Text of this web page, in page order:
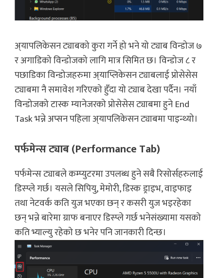
अ्यापलिकेसन ट्याबको कुरा गर्ने हो भने यो ट्याब विन्डोज ७
र अगाडिको विन्डोजको लागि मात्र सिमित छ। विन्डोज ८ र
पछाडिका विन्डोजहरुमा अ्याप्लिकेसन ट्याबलाई प्रोसेसेस
ट्याबमा नै समावेश गरिएको हुँदा यो ट्याब देखा पर्दैन। नयाँ
विन्डोजको टास्क म्यानेजरको प्रोसेसेस ट्याबमा हुने End
Task भन्ने अप्सन पहिला अ्यापलिकेसन ट्याबमा पाइन्थ्यो।
पर्फमेन्स ट्याब (Performance Tab)
पर्फमेन्स ट्याबले कम्प्युटरमा उपलब्ध हुने सबै रिसोर्सहरुलाई
डिस्प्ले गर्छ। यसले सिपियु, मेमोरी, डिस्क ड्राइभ, वाइफाइ
तथा नेटवर्क कति युज भएका छन् र कसरी युज भइरहेका
छन् भन्ने बारेमा ग्राफ बनाएर डिस्प्ले गर्छ भनेसंख्यामा यसको
कति भ्याल्यु रहेको छ भनेर पनि जानकारी दिन्छ।